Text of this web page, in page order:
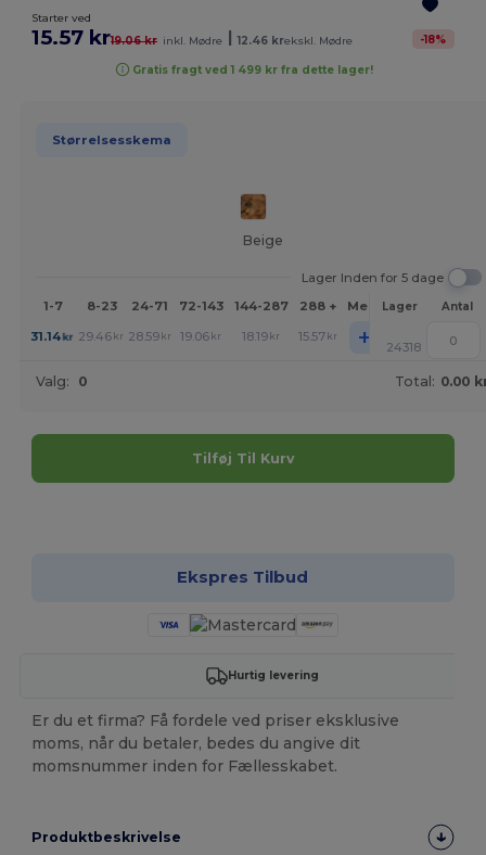
Starter ved
15.57 kr19.06 kr inkl. Mødre 12.46 krekskl. Mødre -18%
Gratis fragt ved 1 499 kr fra dette lager!
Størrelsesskema
Beige
Lager Inden for 5 dage
1-7
8-23 24-71 72-143 144-287 288 + MereLager Antal
31.14kr 29.46 kr 28.59 kr 19.06 kr 18.19 kr 15.57 kr + 24318
Valg: 0 Total: 0.00
Tilføj Til Kurv
Ekspres Tilbud
Hurtig levering
Er du et firma? Få fordele ved priser eksklusive
moms, når du betaler, bedes du angive dit
momsnummer inden for Fællesskabet.
Produktbeskrivelse